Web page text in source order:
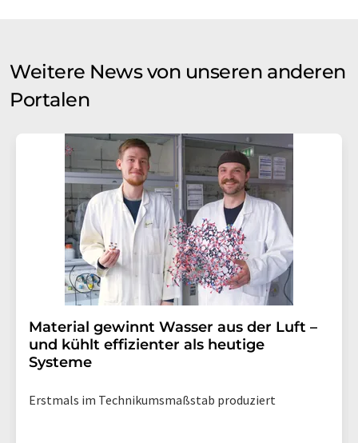
Weitere News von unseren anderen
Portalen
Material gewinnt Wasser aus der Luft –
und kühlt effizienter als heutige
Systeme
Erstmals im Technikumsmaßstab produziert